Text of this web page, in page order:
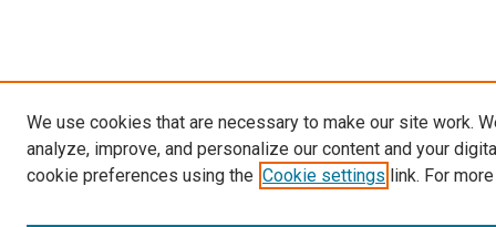
We use cookies that are necessary to make our site work.
analyze, improve, and personalize our content and your
cookie preferences using the Cookie settings link. For